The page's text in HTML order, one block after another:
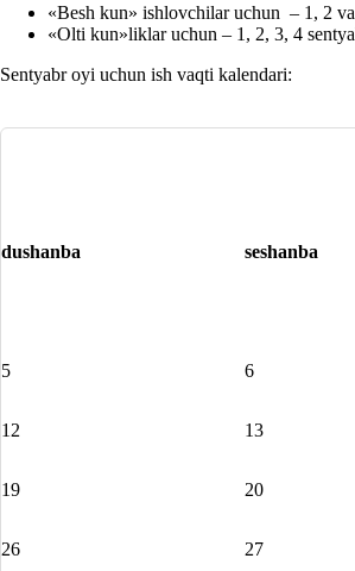
«Besh kun» ishlovchilar uchun – 1, 2
«Olti kun»liklar uchun – 1, 2, 3, 4
Sentyabr oyi uchun ish vaqti kalendari:
dushanba seshanba
5 6
12 13
19 20
26 27